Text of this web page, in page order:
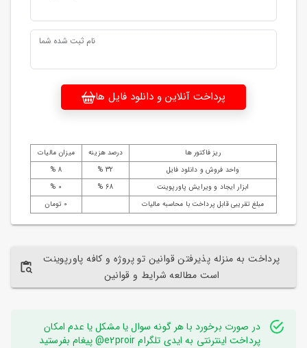
نام ثبت شده شما
پرداخت آنلاین و دانلود فایل ها
ریز فاکتور ها درصد هزینه
میزان مالیات
واحد فروش و دانلود فایل
32 %
8 %
ابزار ایجاد و ویرایش پاورپوینت
68 %
0 %
مبلغ تقریبی قابل پرداخت با محاسبه مالیات
0 تومان
پرداخت به منزله پذیرفتن قوانین تو پروژه و کافه پاورپوینت
است مطالعه شرایط و قوانین
در صورت برخورد با هر گونه سوال یا مشکل یا عدم امکان
پرداخت اینترنتی به ایدی تلگرام e2proir@ پیغام بفرستید